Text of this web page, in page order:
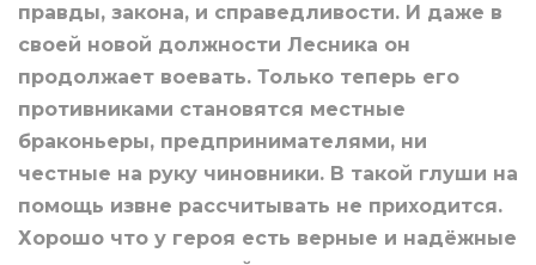
правды, закона, и справедливости. И даже в
своей новой должности Лесника он
продолжает воевать. Только теперь его
противниками становятся местные
браконьеры, предпринимателями, ни
честные на руку чиновники. В такой глуши на
помощь извне рассчитывать не приходится.
Хорошо что у героя есть верные и надёжные